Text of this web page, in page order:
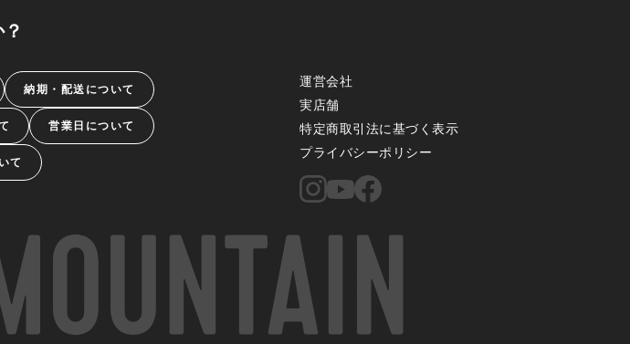
納期・配送について
営業日について
て
運営会社
実店舗
特定商取引法に基づく表示
プライバシーポリシー